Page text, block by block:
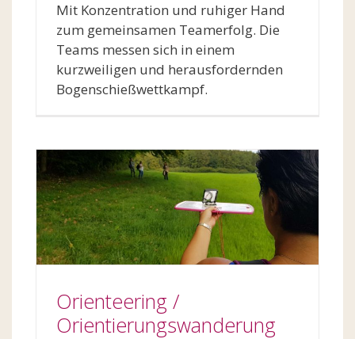
Mit Konzentration und ruhiger Hand
zum gemeinsamen Teamerfolg. Die
Teams messen sich in einem
kurzweiligen und herausfordernden
Bogenschießwettkampf.
Orienteering /
Orientierungswanderung